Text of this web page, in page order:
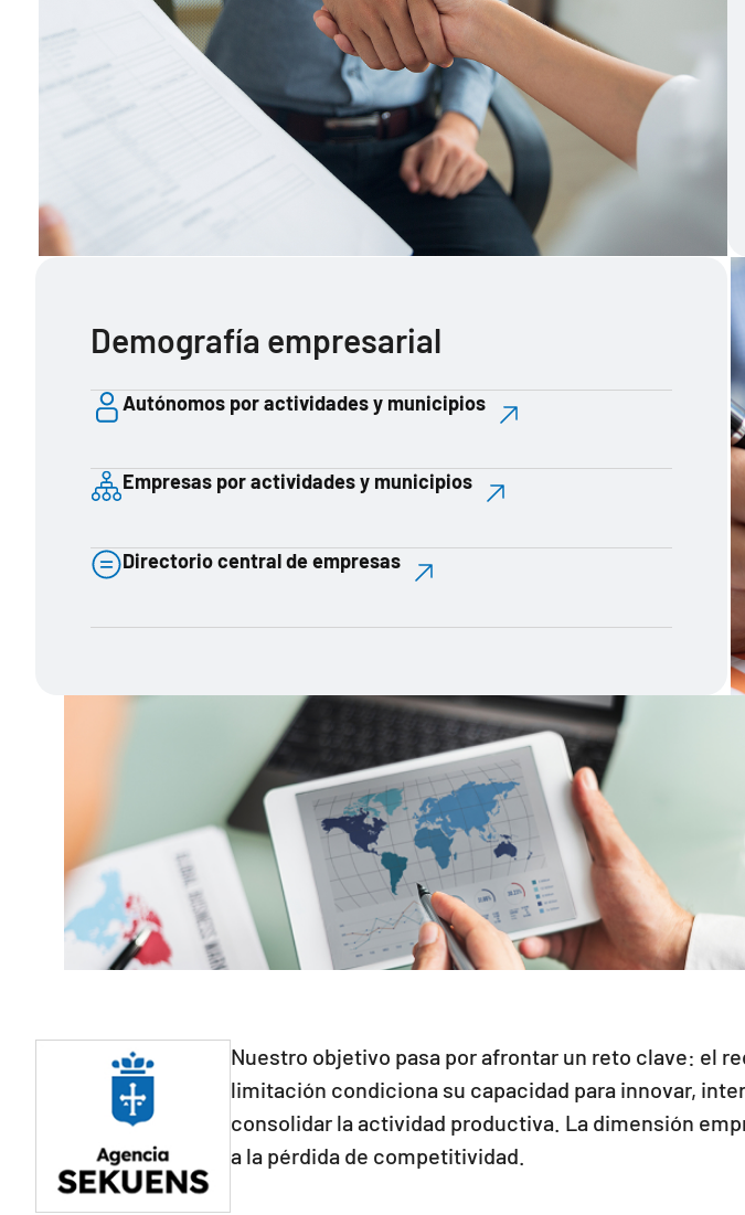
Demografía empresarial
Autónomos por actividades y municipios
Empresas por actividades y municipios
Directorio central de empresas
Nuestro objetivo pasa por afrontar un reto clave: el
limitación condiciona su capacidad para innovar,
consolidar la actividad productiva. La dimensión
a la pérdida de competitividad.